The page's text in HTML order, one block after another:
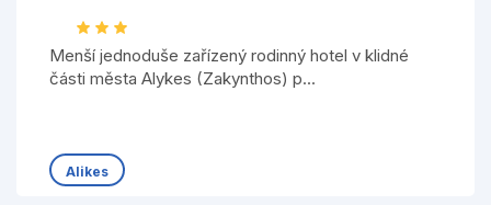
Menší jednoduše zařízený rodinný hotel v klidné
části města Alykes (Zakynthos) p...
Alikes